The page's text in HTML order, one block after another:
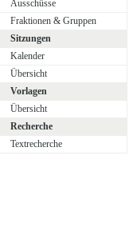
Ausschüsse
Fraktionen & Gruppen
Sitzungen
Kalender
Übersicht
Vorlagen
Übersicht
Recherche
Textrecherche